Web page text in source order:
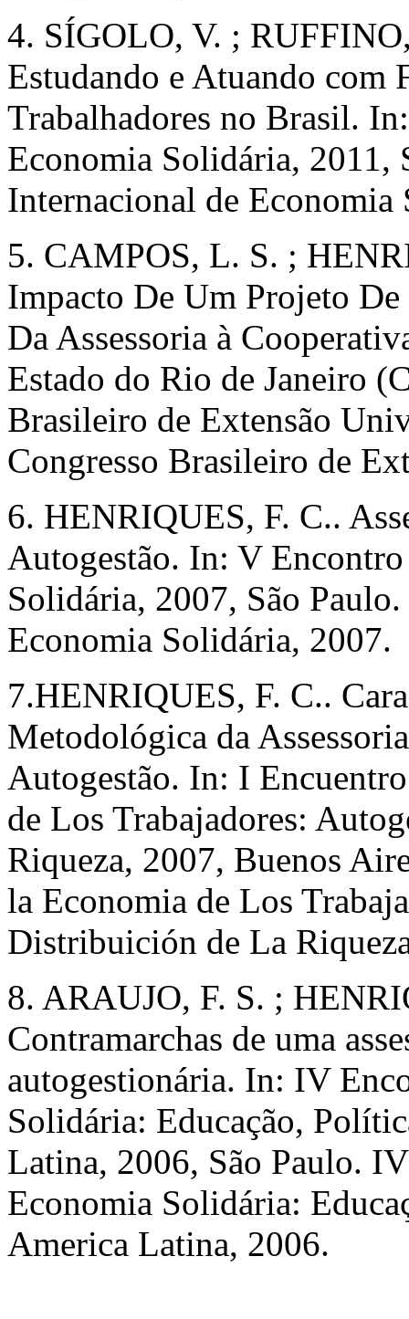
4. SÍGOLO, V. ;
Estudando e Atuando com
Trabalhadores no Brasil.
Economia Solidária, 2011,
Internacional de Economia
5. CAMPOS, L. S. ;
Impacto De Um Projeto
Da Assessoria à
Estado do Rio de Janeiro
Brasileiro de Extensão
Congresso Brasileiro de
6. HENRIQUES, F. C..
Autogestão. In: V
Solidária, 2007, São
Economia Solidária, 2007.
7.HENRIQUES, F. C..
Metodológica da
Autogestão. In: I
de Los Trabajadores:
Riqueza, 2007, Buenos
la Economia de Los
Distribuición de La
8. ARAUJO, F. S. ;
Contramarchas de uma
autogestionária. In: IV
Solidária: Educação,
Latina, 2006, São Paulo.
Economia Solidária:
America Latina, 2006.